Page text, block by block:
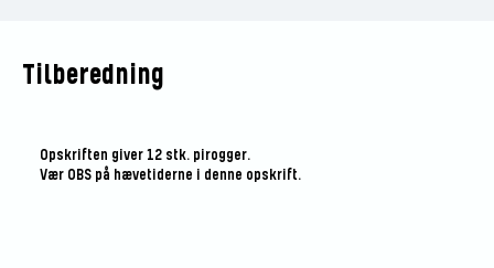
Tilberedning
Opskriften giver 12 stk. pirogger.
Vær OBS på hævetiderne i denne opskrift.